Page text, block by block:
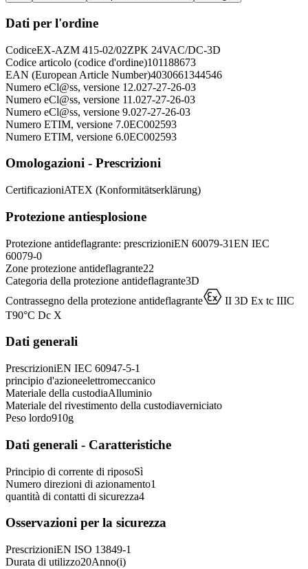
Dati per l'ordine
CodiceEX-AZM 415-02/02ZPK 24VAC/DC-3D
Codice articolo (codice d'ordine)101188673
EAN (European Article Number)4030661344546
Numero eCl@ss, versione 12.027-27-26-03
Numero eCl@ss, versione 11.027-27-26-03
Numero eCl@ss, versione 9.027-27-26-03
Numero ETIM, versione 7.0EC002593
Numero ETIM, versione 6.0EC002593
Omologazioni - Prescrizioni
CertificazioniATEX (Konformitätserklärung)
Protezione antiesplosione
Protezione​ antideflagrante: prescrizioniEN 60079-31EN IEC
60079-0
Zone protezione antideflagrante22
Categoria della protezione antideflagrante3D
Contrassegno della protezione antideflagranteD II 3D Ex tc IIIC
T90°C Dc X
Dati generali
PrescrizioniEN IEC 60947-5-1
principio d'azioneelettromeccanico
Materiale della custodiaAlluminio
Materiale del rivestimento della custodiaverniciato
Peso lordo910g
Dati generali - Caratteristiche
Principio di corrente di riposoSì
Numero direzioni di azionamento1
quantità di contatti di sicurezza4
Osservazioni per la sicurezza
PrescrizioniEN ISO 13849-1
Durata di utilizzo20Anno(i)